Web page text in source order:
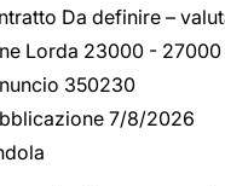
Da definire –
Lorda 23000 - 27000
350230
7/8/2026